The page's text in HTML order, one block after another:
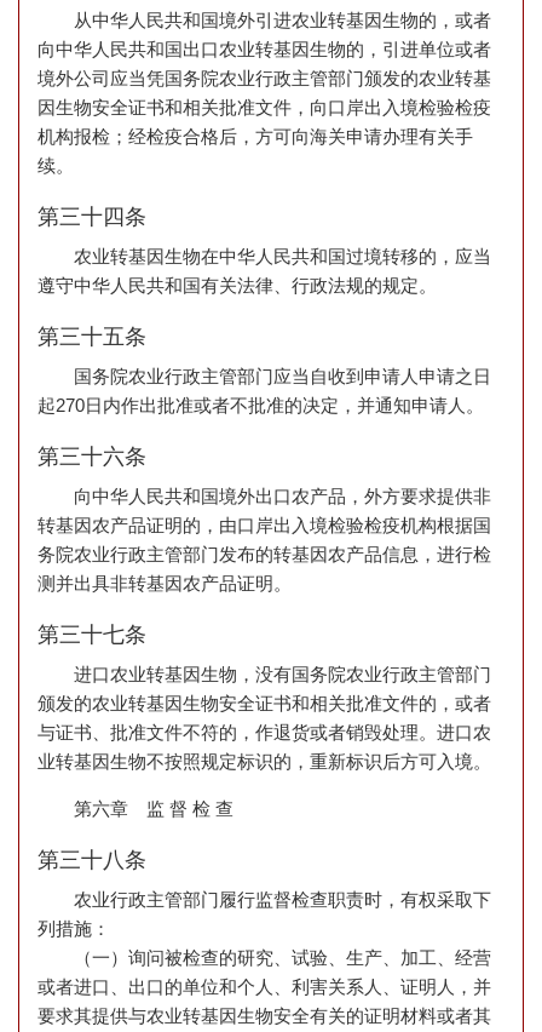
从中华人民共和国境外引进农业转基因生物的，或者
向中华人民共和国出口农业转基因生物的，引进单位或者
境外公司应当凭国务院农业行政主管部门颁发的农业转基
因生物安全证书和相关批准文件，向口岸出入境检验检疫
机构报检；经检疫合格后，方可向海关申请办理有关手
续。
第三十四条
农业转基因生物在中华人民共和国过境转移的，应当
遵守中华人民共和国有关法律、行政法规的规定。
第三十五条
国务院农业行政主管部门应当自收到申请人申请之日
起270日内作出批准或者不批准的决定，并通知申请人。
第三十六条
向中华人民共和国境外出口农产品，外方要求提供非
转基因农产品证明的，由口岸出入境检验检疫机构根据国
务院农业行政主管部门发布的转基因农产品信息，进行检
测并出具非转基因农产品证明。
第三十七条
进口农业转基因生物，没有国务院农业行政主管部门
颁发的农业转基因生物安全证书和相关批准文件的，或者
与证书、批准文件不符的，作退货或者销毁处理。进口农
业转基因生物不按照规定标识的，重新标识后方可入境。
第六章 监 督 检 查
第三十八条
农业行政主管部门履行监督检查职责时，有权采取下
列措施：
（一）询问被检查的研究、试验、生产、加工、经营
或者进口、出口的单位和个人、利害关系人、证明人，并
要求其提供与农业转基因生物安全有关的证明材料或者其